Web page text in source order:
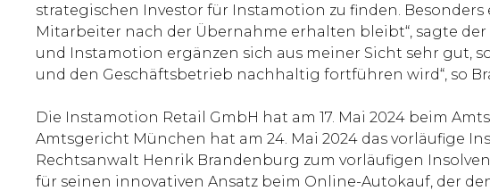
strategischen Investor für Instamotion zu finden.
Mitarbeiter nach der Übernahme erhalten bleibt“, sagte
und Instamotion ergänzen sich aus meiner Sicht sehr gut,
und den Geschäftsbetrieb nachhaltig fortführen wird“, so
Die Instamotion Retail GmbH hat am 17. Mai 2024 beim
Amtsgericht München hat am 24. Mai 2024 das vorläufige
Rechtsanwalt Henrik Brandenburg zum vorläufigen
für seinen innovativen Ansatz beim Online-Autokauf, der